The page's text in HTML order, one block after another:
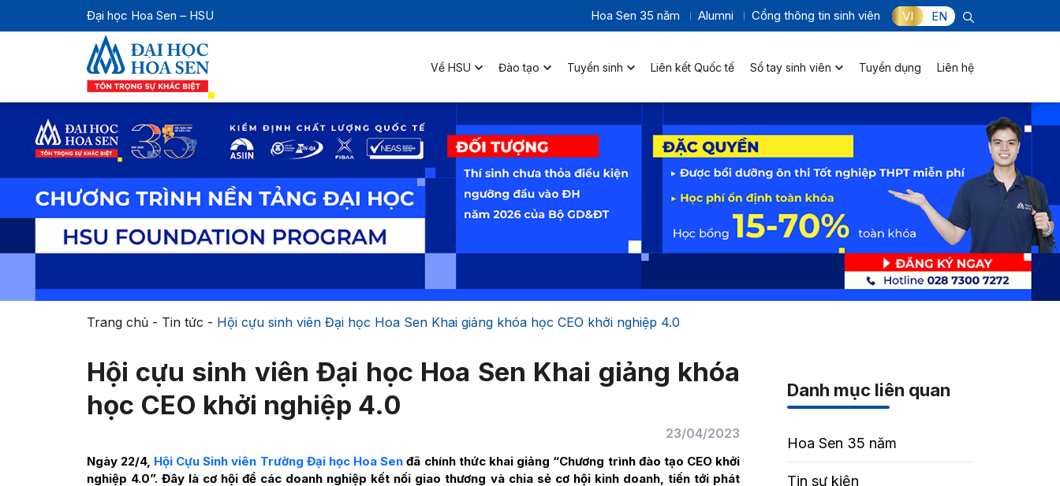
Đại học Hoa Sen – HSU Hoa Sen 35 năm Alumni Cổng thông tin sinh viên VI EN
Về HSU Đào tạo Tuyển sinh Liên kết Quốc tế Sổ tay sinh viên Tuyển dụng Liên hệ
Trang chủ- Tin tức - Hội cựu sinh viên Đại học Hoa Sen Khai giảng khóa học CEO khởi nghiệp 4.0
Hội cựu sinh viên Đại học Hoa Sen Khai giảng khóa
học CEO khởi nghiệp 4.0
23/04/2023
Ngày 22/4, Hội Cựu Sinh viên Trường Đại học Hoa Sen đã chính thức khai giảng “Chương trình đào tạo CEO khởi
nghiệp 4.0”. Đây là cơ hội để các doanh nghiệp kết nối giao thương và chia sẻ cơ hội kinh doanh, tiến tới phát
Danh mục liên quan
Hoa Sen 35 năm
Tin sự kiện